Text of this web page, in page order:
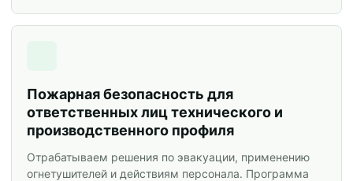
Пожарная безопасность для
ответственных лиц технического и
производственного профиля
Отрабатываем решения по эвакуации, применению
огнетушителей и действиям персонала. Программа